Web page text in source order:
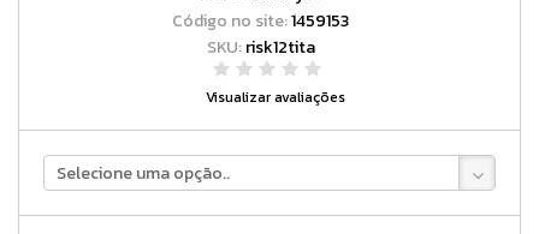
Código no site:1459153
SKU:risk12tita
Visualizar avaliações
Selecione uma opção..